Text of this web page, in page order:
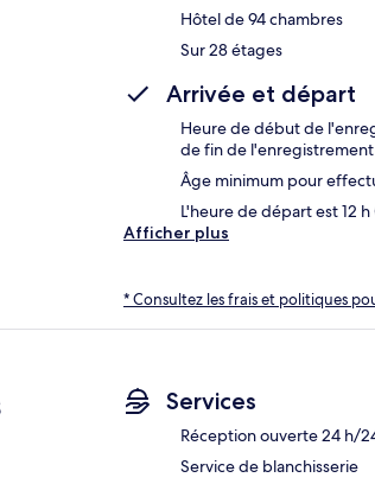
Hôtel de 94 chambres
Sur 28 étages
Arrivée et départ
Heure de début de
de fin de l'enregistrement
Âge minimum pour
L'heure de départ est 12
Afficher plus
* Consultez les frais et politiques
Services
Réception ouverte 24 h/
Service de blanchisserie